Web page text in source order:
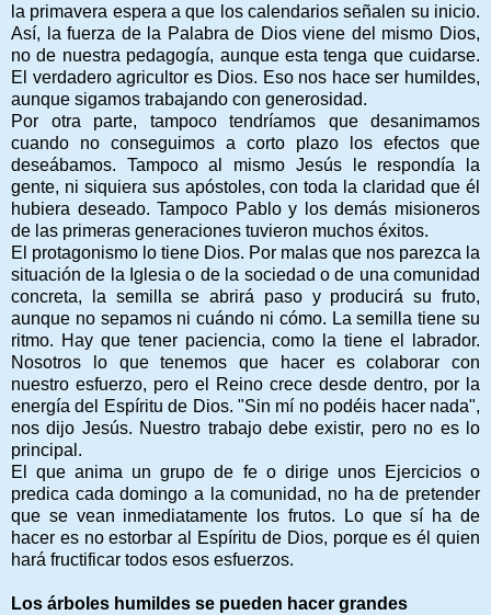
la primavera espera a que los calendarios señalen su inicio.
Así, la fuerza de la Palabra de Dios viene del mismo Dios,
no de nuestra pedagogía, aunque esta tenga que cuidarse.
El verdadero agricultor es Dios. Eso nos hace ser humildes,
aunque sigamos trabajando con generosidad.
Por otra parte, tampoco tendríamos que desanimamos
cuando no conseguimos a corto plazo los efectos que
deseábamos. Tampoco al mismo Jesús le respondía la
gente, ni siquiera sus apóstoles, con toda la claridad que él
hubiera deseado. Tampoco Pablo y los demás misioneros
de las primeras generaciones tuvieron muchos éxitos.
El protagonismo lo tiene Dios. Por malas que nos parezca la
situación de la Iglesia o de la sociedad o de una comunidad
concreta, la semilla se abrirá paso y producirá su fruto,
aunque no sepamos ni cuándo ni cómo. La semilla tiene su
ritmo. Hay que tener paciencia, como la tiene el labrador.
Nosotros lo que tenemos que hacer es colaborar con
nuestro esfuerzo, pero el Reino crece desde dentro, por la
energía del Espíritu de Dios. "Sin mí no podéis hacer nada",
nos dijo Jesús. Nuestro trabajo debe existir, pero no es lo
principal.
El que anima un grupo de fe o dirige unos Ejercicios o
predica cada domingo a la comunidad, no ha de pretender
que se vean inmediatamente los frutos. Lo que sí ha de
hacer es no estorbar al Espíritu de Dios, porque es él quien
hará fructificar todos esos esfuerzos.
Los árboles humildes se pueden hacer grandes